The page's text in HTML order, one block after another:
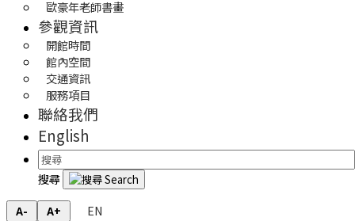
歐豪年老師書畫
參觀資訊
開館時間
館內空間
交通資訊
服務項目
聯絡我們
English
搜尋
A- A+
EN